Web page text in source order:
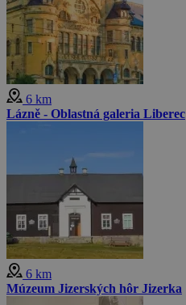
6 km
Lázně - Oblastná galeria Liberec
6 km
Múzeum Jizerských hôr Jizerka